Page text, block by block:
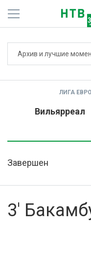
О сайте
Архив и лучшие
ЛИГА
Вильярреал
Завершен
3'